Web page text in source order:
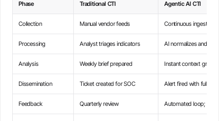
Phase Traditional CTI Agentic AI CTI
Collection Manual vendor feeds Continuous ingestion
Processing Analyst triages indicators AI normalizes and
Analysis Weekly brief prepared Instant context
Dissemination Ticket created for SOC Alert fired with full
Feedback Quarterly review Automated loop;